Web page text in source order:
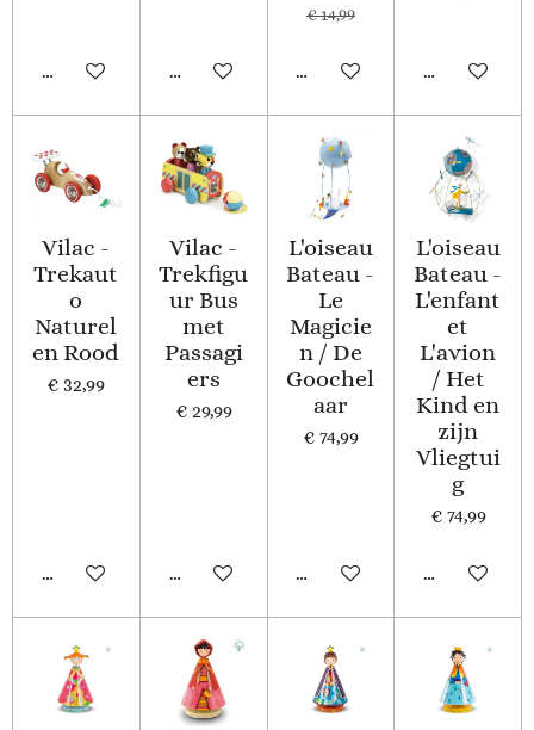
In winkelwagenIn winkelwagen
€ 14,99
In winkelwagenIn
Vilac -
Trekaut
o
Naturel
en Rood
€ 32,99
In winkelwagen
Vilac -
Trekfigu
ur Bus
met
Passagi
ers
€ 29,99
In winkelwagen
L'oiseau
Bateau -
Le
Magicie
n / De
Goochel
aar
€ 74,99
In winkelwagen
L'oiseau
Bateau -
L'enfant
et
L'avion
/ Het
Kind en
zijn
Vliegtui
g
€ 74,99
In